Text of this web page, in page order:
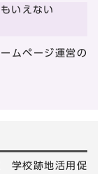
いえない
ムページ運営の
学校跡地活用促